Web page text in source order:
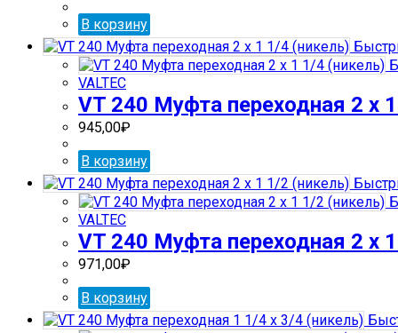
В корзину
VALTEC
VT 240 Муфта переходная 2 х
945,00₽
В корзину
VALTEC
VT 240 Муфта переходная 2 х
971,00₽
В корзину